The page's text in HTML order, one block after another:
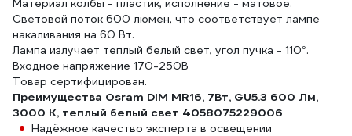
Материал колбы - пластик, исполнение - матовое.
Световой поток 600 люмен, что соответствует лампе
накаливания на 60 Вт.
Лампа излучает теплый белый свет, угол пучка - 110°.
Входное напряжение 170-250В
Товар сертифицирован.
Преимущества Osram DIM MR16, 7Вт, GU5.3 600 Лм,
3000 К, теплый белый свет 4058075229006
Надёжное качество эксперта в освещении